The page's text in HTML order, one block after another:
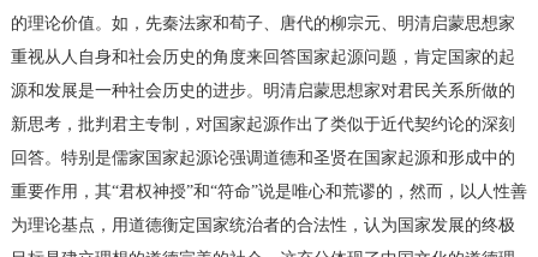
的理论价值。如，先秦法家和荀子、唐代的柳宗元、明清启蒙思想家
重视从人自身和社会历史的角度来回答国家起源问题，肯定国家的起
源和发展是一种社会历史的进步。明清启蒙思想家对君民关系所做的
新思考，批判君主专制，对国家起源作出了类似于近代契约论的深刻
回答。特别是儒家国家起源论强调道德和圣贤在国家起源和形成中的
重要作用，其“君权神授”和“符命”说是唯心和荒谬的，然而，以人性善
为理论基点，用道德衡定国家统治者的合法性，认为国家发展的终极